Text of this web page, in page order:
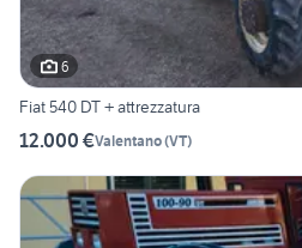
6
Fiat 540 DT + attrezzatura
12.000 €Valentano(VT)